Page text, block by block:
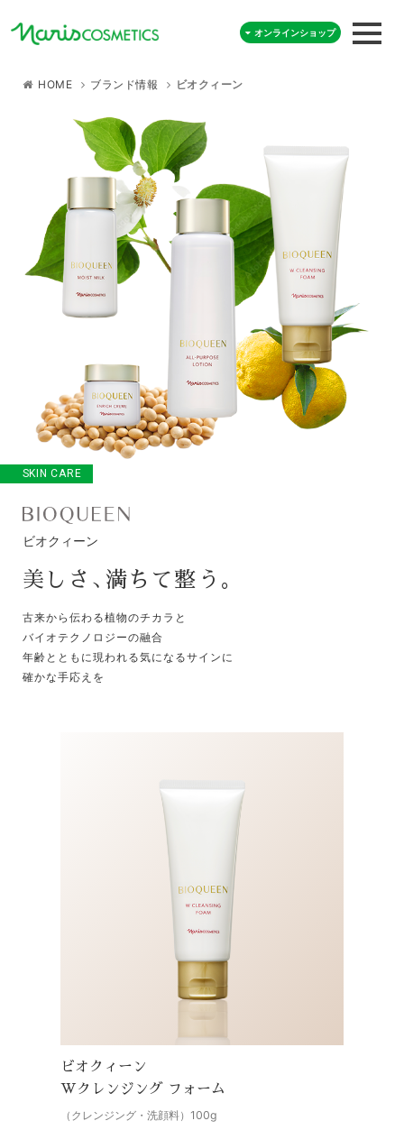
オンラインショップ
HOME ブランド情報 ビオクィーン
SKIN CARE
ビオクィーン
美しさ 、満ちて整う 。
古来から伝わる植物のチカラと
バイオテクノロジーの融合
年齢とともに現われる気になるサインに
確かな手応えを
ビオクィーン
Wクレンジング フォーム
（クレンジング・洗顔料）100g